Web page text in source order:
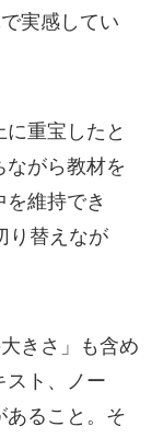
実感してい
重宝したと
ながら教材を
維持でき
り替えなが
きさ」も含め
スト、ノー
あること。そ